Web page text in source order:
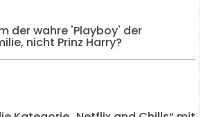
der wahre 'Playboy' der
nicht Prinz Harry?